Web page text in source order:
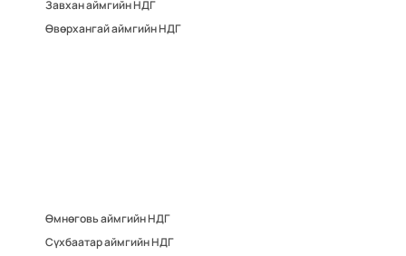
Завхан аймгийн НДГ
Өвөрхангай аймгийн НДГ
Өмнөговь аймгийн НДГ
Сүхбаатар аймгийн НДГ